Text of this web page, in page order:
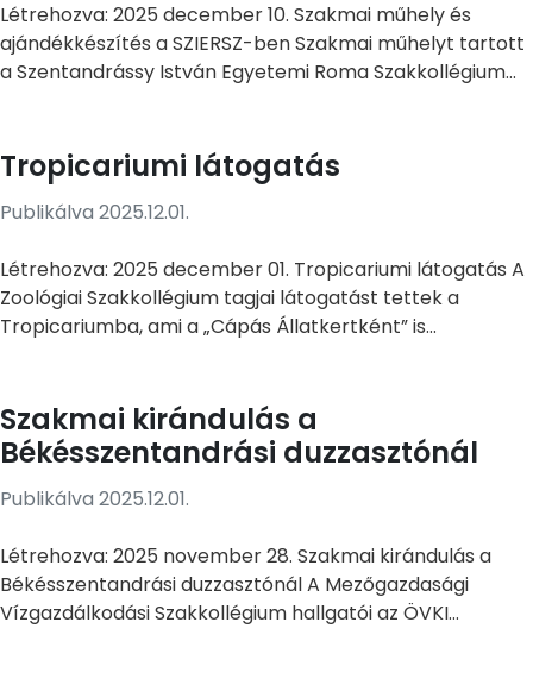
Létrehozva: 2025 december 10. Szakmai műhely és
ajándékkészítés a SZIERSZ-ben Szakmai műhelyt tartott
a Szentandrássy István Egyetemi Roma Szakkollégium...
Tropicariumi látogatás
Publikálva 2025.12.01.
Létrehozva: 2025 december 01. Tropicariumi látogatás A
Zoológiai Szakkollégium tagjai látogatást tettek a
Tropicariumba, ami a „Cápás Állatkertként” is...
Szakmai kirándulás a
Békésszentandrási duzzasztónál
Publikálva 2025.12.01.
Létrehozva: 2025 november 28. Szakmai kirándulás a
Békésszentandrási duzzasztónál A Mezőgazdasági
Vízgazdálkodási Szakkollégium hallgatói az ÖVKI...